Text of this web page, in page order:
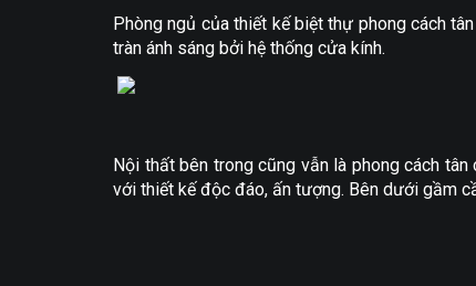
Phòng ngủ của thiết kế biệt thự phong cách
tràn ánh sáng bởi hệ thống cửa kính.
Nội thất bên trong cũng vẫn là phong cách
với thiết kế độc đáo, ấn tượng. Bên dưới gầm